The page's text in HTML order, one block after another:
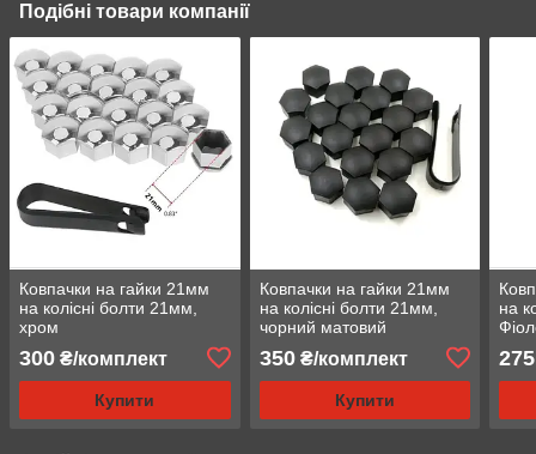
Подібні товари компанії
Ковпачки на гайки 21мм
на колісні болти 21мм,
хром
300 ₴/комплект
Купити
Ковпачки на гайки 21мм
на колісні болти 21мм,
чорний матовий
350₴/комплект
Купити
на
275